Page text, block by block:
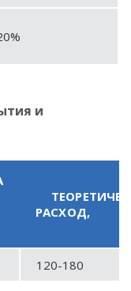
и
РАСХОД,
120-180